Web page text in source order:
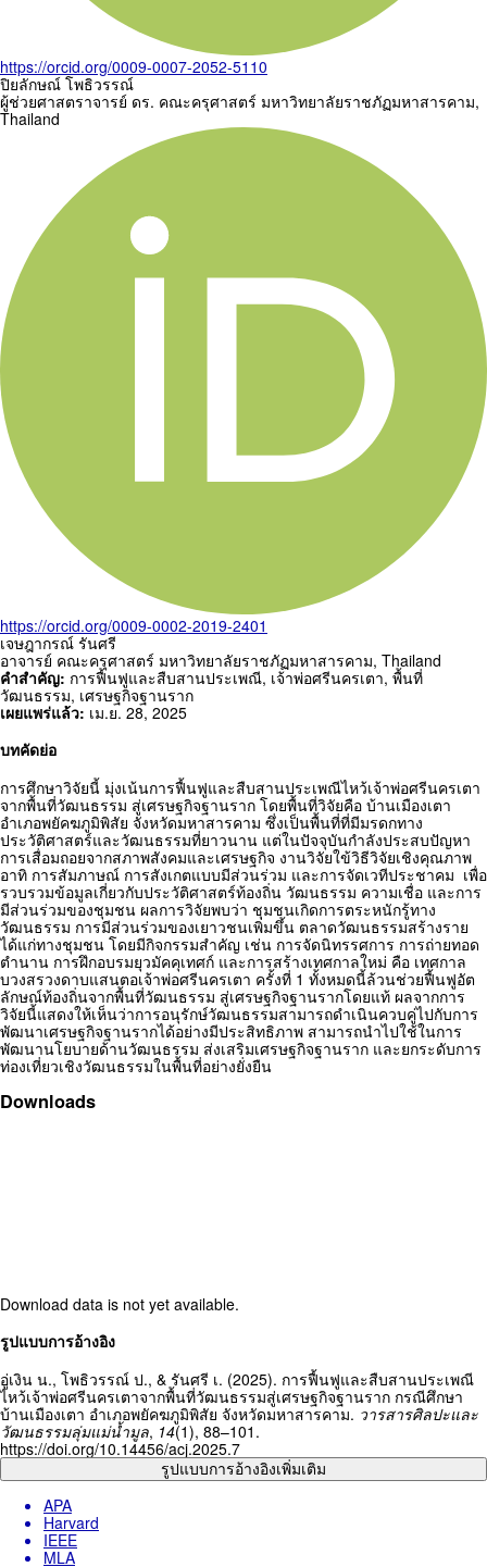
https://orcid.org/0009-0007-2052-5110
ปิยลักษณ์ โพธิวรรณ์
ผู้ช่วยศาสตราจารย์ ดร. คณะครุศาสตร์ มหาวิทยาลัยราชภัฏมหาสารคาม,
Thailand
https://orcid.org/0009-0002-2019-2401
เจษฎากรณ์ รันศรี
อาจารย์ คณะครุศาสตร์ มหาวิทยาลัยราชภัฏมหาสารคาม, Thailand
คำสำคัญ: การฟื้นฟูและสืบสานประเพณี, เจ้าพ่อศรีนครเตา, พื้นที่
วัฒนธรรม, เศรษฐกิจฐานราก
เผยแพร่แล้ว: เม.ย. 28, 2025
บทคัดย่อ
การศึกษาวิจัยนี้ มุ่งเน้นการฟื้นฟูและสืบสานประเพณีไหว้เจ้าพ่อศรีนครเตา
จากพื้นที่วัฒนธรรม สู่เศรษฐกิจฐานราก โดยพื้นที่วิจัยคือ บ้านเมืองเตา
อำเภอพยัคฆภูมิพิสัย จังหวัดมหาสารคาม ซึ่งเป็นพื้นที่ที่มีมรดกทาง
ประวัติศาสตร์และวัฒนธรรมที่ยาวนาน แต่ในปัจจุบันกำลังประสบปัญหา
การเสื่อมถอยจากสภาพสังคมและเศรษฐกิจ งานวิจัยใข้วิธีวิจัยเชิงคุณภาพ
อาทิ การสัมภาษณ์ การสังเกตแบบมีส่วนร่วม และการจัดเวทีประชาคม เพื่อ
รวบรวมข้อมูลเกี่ยวกับประวัติศาสตร์ท้องถิ่น วัฒนธรรม ความเชื่อ และการ
มีส่วนร่วมของชุมชน ผลการวิจัยพบว่า ชุมชนเกิดการตระหนักรู้ทาง
วัฒนธรรม การมีส่วนร่วมของเยาวชนเพิ่มขึ้น ตลาดวัฒนธรรมสร้างราย
ได้แก่ทางชุมชน โดยมีกิจกรรมสำคัญ เช่น การจัดนิทรรศการ การถ่ายทอด
ตำนาน การฝึกอบรมยุวมัคคุเทศก์ และการสร้างเทศกาลใหม่ คือ เทศกาล
บวงสรวงดาบแสนตอเจ้าพ่อศรีนครเตา ครั้งที่ 1 ทั้งหมดนี้ล้วนช่วยฟื้นฟูอัต
ลักษณ์ท้องถิ่นจากพื้นที่วัฒนธรรม สู่เศรษฐกิจฐานรากโดยแท้ ผลจากการ
วิจัยนี้แสดงให้เห็นว่าการอนุรักษ์วัฒนธรรมสามารถดำเนินควบคู่ไปกับการ
พัฒนาเศรษฐกิจฐานรากได้อย่างมีประสิทธิภาพ สามารถนำไปใช้ในการ
พัฒนานโยบายด้านวัฒนธรรม ส่งเสริมเศรษฐกิจฐานราก และยกระดับการ
ท่องเที่ยวเชิงวัฒนธรรมในพื้นที่อย่างยั่งยืน
Downloads
Download data is not yet available.
Article
Details
รูปแบบการอ้างอิง
อู่เงิน น., โพธิวรรณ์ ป., & รันศรี เ. (2025). การฟื้นฟูและสืบสานประเพณี
ไหว้เจ้าพ่อศรีนครเตาจากพื้นที่วัฒนธรรมสู่เศรษฐกิจฐานราก กรณีศึกษา
บ้านเมืองเตา อำเภอพยัคฆภูมิพิสัย จังหวัดมหาสารคาม. วารสารศิลปะและ
วัฒนธรรมลุ่มแม่น้ำมูล, 14(1), 88–101.
https://doi.org/10.14456/acj.2025.7
รูปแบบการอ้างอิงเพิ่มเติม
APA
Harvard
IEEE
MLA